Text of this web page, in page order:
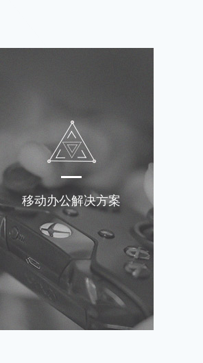
移动办公解决方案